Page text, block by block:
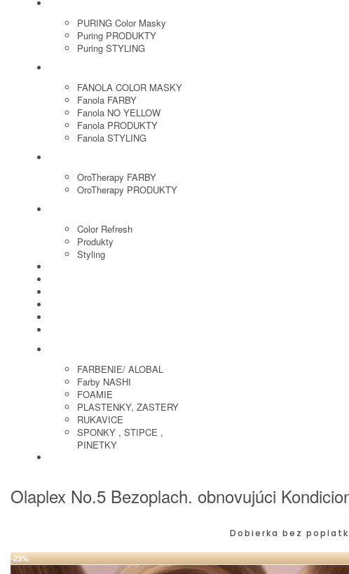
PURING Color Masky
Puring PRODUKTY
Puring STYLING
FANOLA COLOR MASKY
Fanola FARBY
Fanola NO YELLOW
Fanola PRODUKTY
Fanola STYLING
OroTherapy FARBY
OroTherapy PRODUKTY
Color Refresh
Produkty
Styling
FARBENIE/ ALOBAL
Farby NASHI
FOAMIE
PLASTENKY, ZASTERY
RUKAVICE
SPONKY , STIPCE ,
PINETKY
Olaplex No.5 Bezoplach. obnovujúci
Dobierka bez
-23%